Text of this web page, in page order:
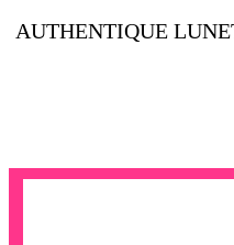
AUTHENTIQUE